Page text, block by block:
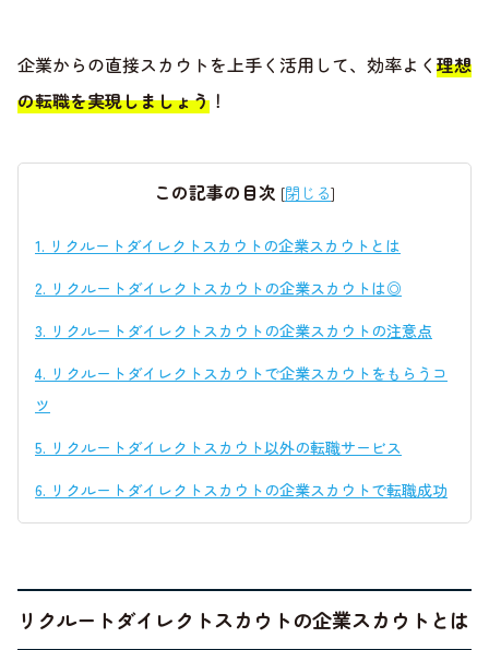
企業からの直接スカウトを上手く活用して、効率よく 理想
の転職を実現しましょう ！
この記事の目次 [閉じる]
1. リクルートダイレクトスカウトの企業スカウトとは
2. リクルートダイレクトスカウトの企業スカウトは◎
3. リクルートダイレクトスカウトの企業スカウトの注意点
4. リクルートダイレクトスカウトで企業スカウトをもらうコ
ツ
5. リクルートダイレクトスカウト以外の転職サービス
6. リクルートダイレクトスカウトの企業スカウトで転職成功
リクルートダイレクトスカウトの企業スカウトとは